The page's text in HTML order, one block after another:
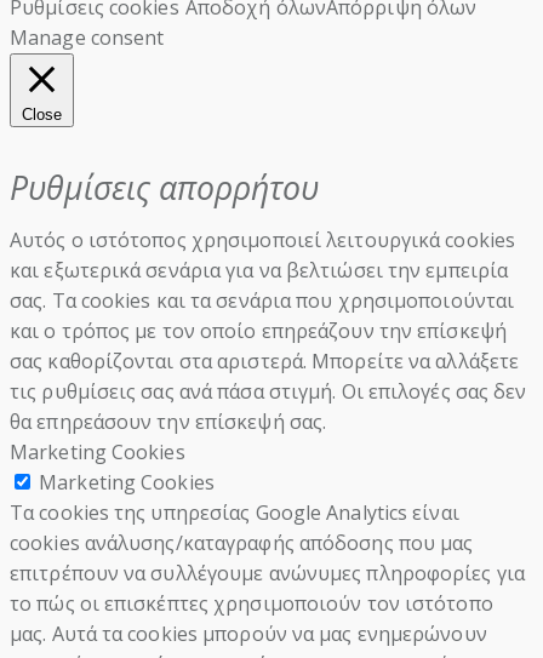
Ρυθμίσεις cookies Αποδοχή όλωνΑπόρριψη όλων
Manage consent
Close
Ρυθμίσεις απορρήτου
Αυτός ο ιστότοπος χρησιμοποιεί λειτουργικά cookies
και εξωτερικά σενάρια για να βελτιώσει την εμπειρία
σας. Τα cookies και τα σενάρια που χρησιμοποιούνται
και ο τρόπος με τον οποίο επηρεάζουν την επίσκεψή
σας καθορίζονται στα αριστερά. Μπορείτε να αλλάξετε
τις ρυθμίσεις σας ανά πάσα στιγμή. Οι επιλογές σας δεν
θα επηρεάσουν την επίσκεψή σας.
Marketing Cookies
Marketing Cookies
Τα cookies της υπηρεσίας Google Analytics είναι
cookies ανάλυσης/καταγραφής απόδοσης που μας
επιτρέπουν να συλλέγουμε ανώνυμες πληροφορίες για
το πώς οι επισκέπτες χρησιμοποιούν τον ιστότοπο
μας. Αυτά τα cookies μπορούν να μας ενημερώνουν